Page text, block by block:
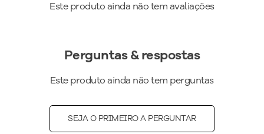
calçado icônico. Seu novo calçado favorito está aqui. Garanta
Medida do Salto (cm):4 cm
Este produto ainda não tem avaliações
Perguntas & respostas
Este produto ainda não tem perguntas
SEJA O PRIMEIRO A PERGUNTAR